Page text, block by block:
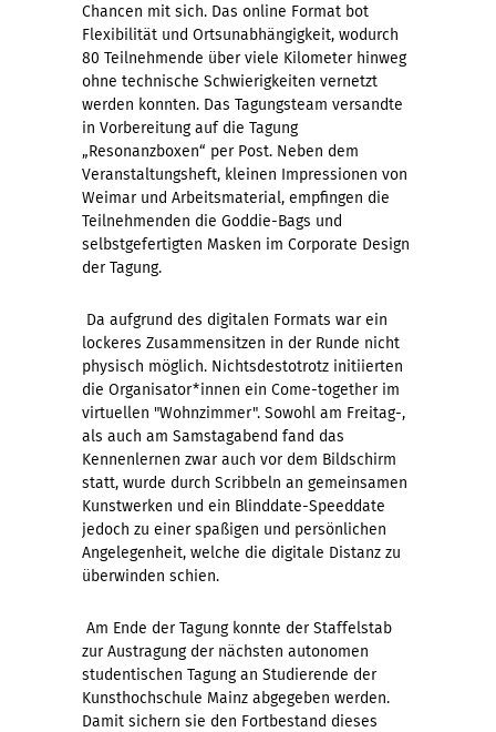
Chancen mit sich. Das online Format bot
Flexibilität und Ortsunabhängigkeit, wodurch
80 Teilnehmende über viele Kilometer hinweg
ohne technische Schwierigkeiten vernetzt
werden konnten. Das Tagungsteam versandte
in Vorbereitung auf die Tagung
„Resonanzboxen“ per Post. Neben dem
Veranstaltungsheft, kleinen Impressionen von
Weimar und Arbeitsmaterial, empfingen die
Teilnehmenden die Goddie-Bags und
selbstgefertigten Masken im Corporate Design
der Tagung.
Da aufgrund des digitalen Formats war ein
lockeres Zusammensitzen in der Runde nicht
physisch möglich. Nichtsdestotrotz initiierten
die Organisator*innen ein Come-together im
virtuellen "Wohnzimmer". Sowohl am Freitag-,
als auch am Samstagabend fand das
Kennenlernen zwar auch vor dem Bildschirm
statt, wurde durch Scribbeln an gemeinsamen
Kunstwerken und ein Blinddate-Speeddate
jedoch zu einer spaßigen und persönlichen
Angelegenheit, welche die digitale Distanz zu
überwinden schien.
Am Ende der Tagung konnte der Staffelstab
zur Austragung der nächsten autonomen
studentischen Tagung an Studierende der
Kunsthochschule Mainz abgegeben werden.
Damit sichern sie den Fortbestand dieses